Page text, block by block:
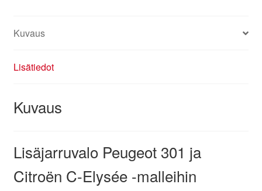
Kuvaus
Lisätiedot
Kuvaus
Lisäjarruvalo Peugeot 301 ja
Citroën C-Elysée -malleihin